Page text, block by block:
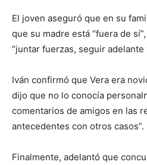
El joven aseguró que en su
que su madre está “fuera de
“juntar fuerzas, seguir adelante
Iván confirmó que Vera era
dijo que no lo conocía
comentarios de amigos en las
antecedentes con otros casos”.
Finalmente, adelantó que